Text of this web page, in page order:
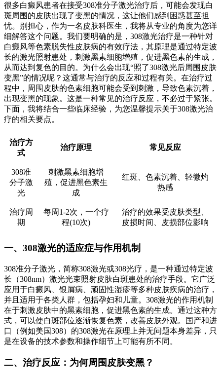
很多白癜风患者在接受308准分子激光治疗后，可能会发现白
斑周围的皮肤出现了变黑的情况，这让他们感到困惑甚至担
忧。别担心，作为一名皮肤科医生，我将从专业的角度为您详
细解答这个问题。我们要明确的是，308激光治疗是一种针对
白癜风等色素脱失性皮肤病的有效疗法，其原理是通过特定波
长的激光照射患处，刺激黑素细胞增殖，促进黑色素的生成，
从而达到复色的目的。为什么会出现“照了308激光后周围皮肤
变黑”的情况呢？这通常与治疗的反应和过程有关。在治疗过
程中，周围皮肤的色素细胞可能会受到刺激，导致色素沉着，
出现变黑的现象。这是一种常见的治疗反应，不必过于紧张。
下面，我将结合一些临床经验，为您温馨提示关于308激光治
疗的相关要点。
治疗方
式
治疗原理 常见反应
308准
分子激
光
刺激黑素细胞增
殖，促进黑色素生
成
红斑、色素沉着、轻微灼
热感
治疗周
期
每周1-2次，一个疗
程(10次)
治疗的效果受皮肤类型、
皮损时间、皮损部位影响
一、308激光的适应症与作用机制
308准分子激光，简称308激光或308光疗，是一种通过特定波
长（308nm）激光光束照射皮肤白斑患处的治疗手段。它广泛
应用于白癜风、银屑病、顽固性湿疹等多种皮肤疾病的治疗，
并且适用于各类人群，包括孕妇和儿童。308激光的作用机制
在于刺激皮肤中的黑素细胞，促进黑色素的生成。通过这种方
式，可以使白斑部位逐渐恢复色素，改善皮肤外观。国产和进
口（例如美国308）的308激光在原理上并无问题本身差异，只
是在设备的技术参数和操作细节上可能有所不同。
二、治疗反应：为何周围皮肤变黑？